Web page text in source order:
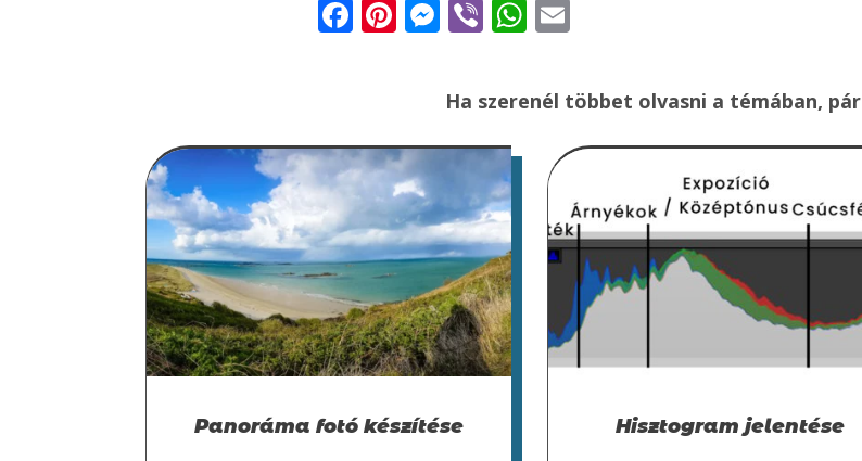
Facebook
Pinterest
Messenger
ViberWhatsApp
Email
Ha szerenél többet olvasni a témában,
Panoráma fotó készítése Hisztogram jelentése